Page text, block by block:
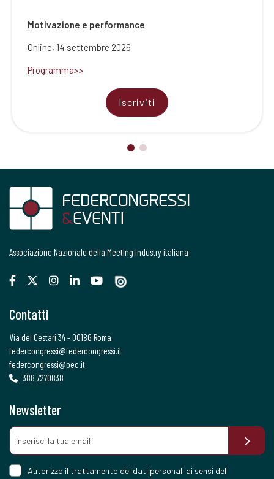
Retreat Provider ECM
Roma, 19 novembre 2026
Associazione Nazionale della Meeting Industry italiana
Contatti
Via dei Cestari 34 - 00186 Roma
federcongressi@federcongressi.it
federcongressi@pec.it
388 7270838
Newsletter
Autorizzo il trattamento dei dati personali ai sensi del